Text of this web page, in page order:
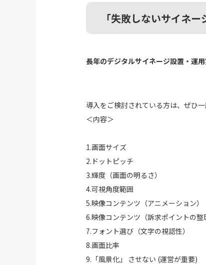
「失敗しないサイネ
長年のデジタルサイネージ設置・運
導入をご検討されている方は、ぜひ一
＜内容＞
1.画面サイズ
2.ドットピッチ
3.輝度（画面の明るさ）
4.可視角度範囲
5.映像コンテンツ（アニメーション）
6.映像コンテンツ（訴求ポイントの整
7.フォント選び（文字の視認性）
8.画面比率
9.「風景化」 させない (運営が重要)